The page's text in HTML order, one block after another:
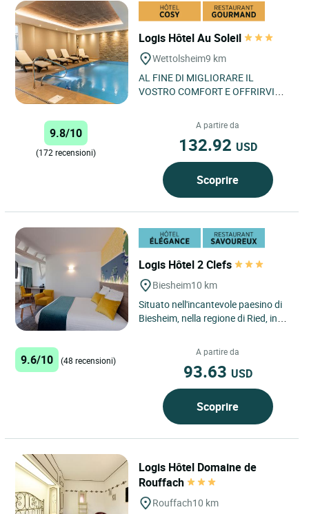
Logis Hôtel Au Soleil
Wettolsheim9 km
AL FINE DI MIGLIORARE IL
VOSTRO COMFORT E OFFRIRVI
PIACEVOLE, SONO ATTUALMENTE
IN CORSO DEI LAVORI...
9.8/10
(172 recensioni)
A partire da
132.92 USD
Scoprire
Logis Hôtel 2 Clefs
Biesheim10 km
Situato nell'incantevole paesino di
Biesheim, nella regione di Ried, in
Aux Deux Clefs...
9.6/10 (48 recensioni)
A partire da
93.63 USD
Scoprire
Logis Hôtel Domaine de
Rouffach
Rouffach10 km